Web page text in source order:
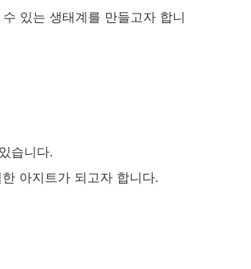
있는 생태계를 만들고자 합니
습니다.
아지트가 되고자 합니다.